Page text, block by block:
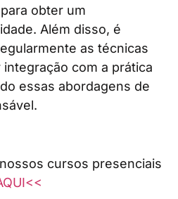
obter um
Além disso, é
as técnicas
com a prática
essas abordagens de
cursos presenciais